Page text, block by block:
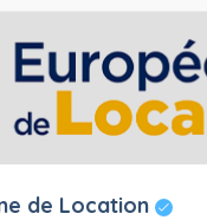
de Location